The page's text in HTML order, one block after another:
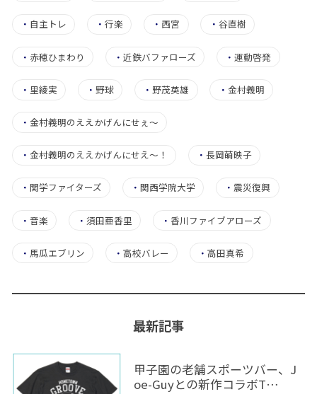
・ 自主トレ ・行楽 ・ 西宮 ・ 谷直樹
・ 赤穂ひまわり ・近鉄バファローズ ・運動啓発
・ 里綾実 ・野球 ・野茂英雄 ・ 金村義明
・ 金村義明のええかげんにせぇ〜
・ 金村義明のええかげんにせえ～！ ・長岡萌映子
・ 関学ファイターズ ・関西学院大学 ・ 震災復興
・ 音楽 ・須田亜香里 ・ 香川ファイブアローズ
・ 馬瓜エブリン ・高校バレー ・高田真希
最新記事
甲子園の老舗スポーツバー、J
oe-Guyとの新作コラボT…